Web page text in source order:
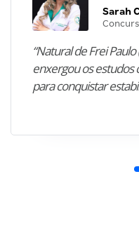
Sarah
“Natural de Frei Paulo
enxergou os estudos
para conquistar